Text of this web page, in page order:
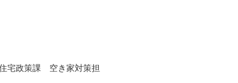
宅政策課 空き家対策担